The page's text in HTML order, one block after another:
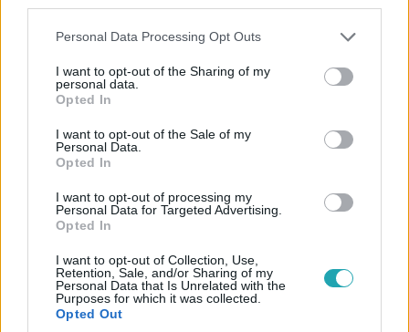
Please note that this website/app uses one or more Google
not limited to your visit or usage behaviour. You may click to
grant or deny consent to Google and its third-party tags to
use your data for below specified purposes in below Google
consent section.
Personal Data Processing Opt Outs
I want to opt-out of the Sharing of my
personal data.
Opted In
I want to opt-out of the Sale of my
Personal Data.
Opted In
I want to opt-out of processing my
Personal Data for Targeted Advertising.
Opted In
I want to opt-out of Collection, Use,
Retention, Sale, and/or Sharing of my
Personal Data that Is Unrelated with the
Purposes for which it was collected.
Opted Out
Kijutás felé lép a válogatott: Szoboszlaiék 2–0-ra
verték Örményországot a Puskásban!
vezérletével 2–0-ra győzött Magyarország
Örményország ellen a világbajnoki selejtezőn.